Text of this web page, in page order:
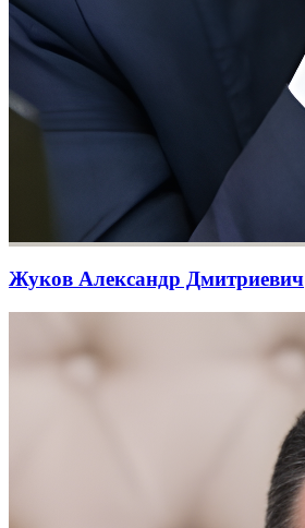
Жуков Александр Дмитриевич